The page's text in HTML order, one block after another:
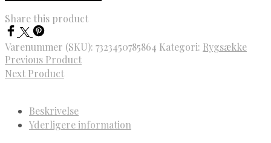
Share this product
Varenummer (SKU): 7323450785864 Kategori: Rygsække
Previous Product
Next Product
Beskrivelse
Yderligere information